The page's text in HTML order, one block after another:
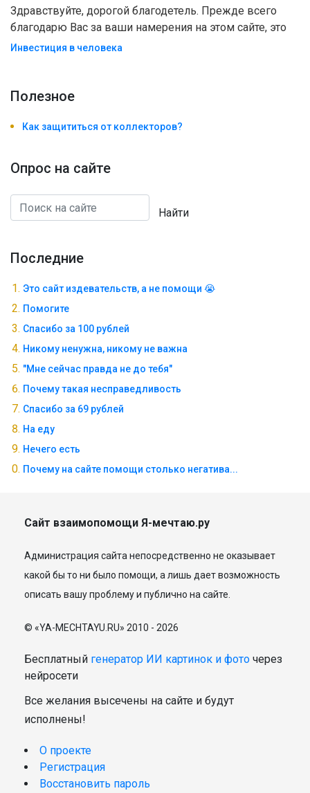
Здравствуйте, дорогой благодетель. Прежде всего
благодарю Вас за ваши намерения на этом сайте, это
Инвестиция в человека
Полезноe
Как защититься от коллекторов?
Опрос на сайте
Найти
Последние
Это сайт издевательств, а не помощи 😭
Помогите
Спасибо за 100 рублей
Никому ненужна, никому не важна
"Мне сейчас правда не до тебя"
Почему такая несправедливость
Спасибо за 69 рублей
На еду
Нечего есть
Почему на сайте помощи столько негатива...
Сайт взаимопомощи Я-мечтаю.ру
Администрация сайта непосредственно не оказывает
какой бы то ни было помощи, а лишь дает возможность
описать вашу проблему и публично на сайте.
© «YA-MECHTAYU.RU» 2010 - 2026
Бесплатный генератор ИИ картинок и фото через
нейросети
Все желания высечены на сайте и будут
исполнены!
О проекте
Регистрация
Восстановить пароль